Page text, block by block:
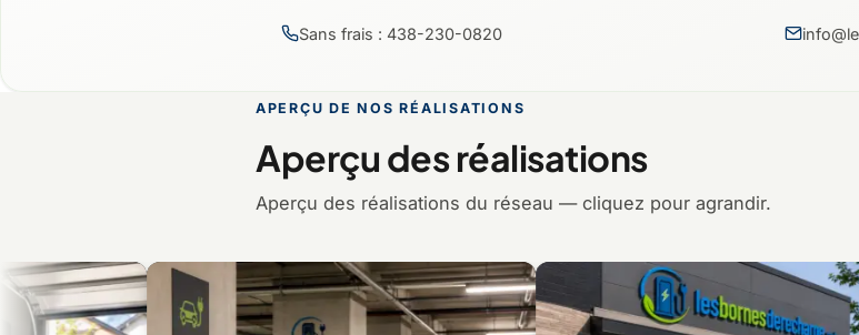
Sans frais : 438-230-0820
APERÇU DE NOS RÉALISATIONS
Aperçu des réalisations
Aperçu des réalisations du réseau — cliquez pour agrandir.